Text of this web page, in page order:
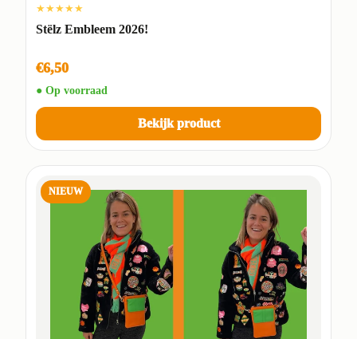
★★★★★
Stëlz Embleem 2026!
€6,50
● Op voorraad
Bekijk product
NIEUW